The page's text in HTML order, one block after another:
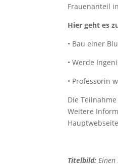
Frauenanteil
Hier geht es
• Bau einer
• Werde
• Professorin
Die
Weitere
Titelbild: